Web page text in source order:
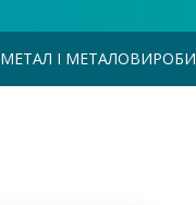
МЕТАЛ І МЕТАЛОВИРОБИ